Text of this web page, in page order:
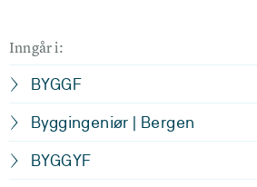
Inngår i:
BYGGF
Byggingeniør | Bergen
BYGGYF